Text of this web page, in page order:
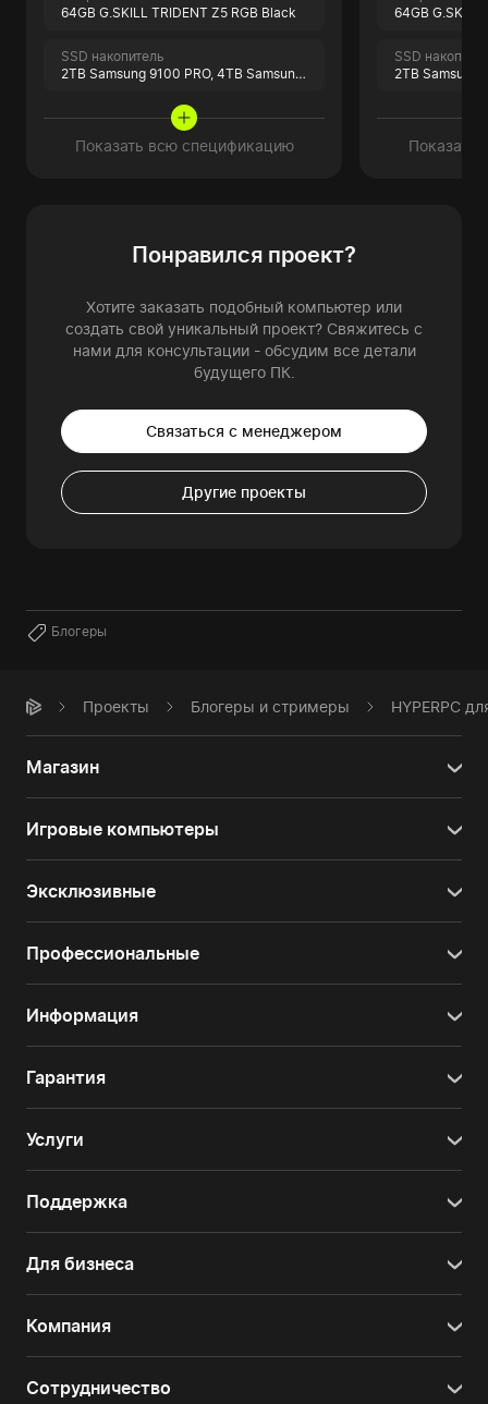
64GB G.SKILL TRIDENT Z5 RGB Black
SSD накопитель
2TB Samsung 9100 PRO, 4TB Samsung 990 PRO
Показать всю спецификацию
64GB G.SKILL
SSD
2TB Samsung
Показать
Понравился проект?
Хотите заказать подобный компьютер или
создать свой уникальный проект? Свяжитесь с
нами для консультации - обсудим все детали
будущего ПК.
Связаться с менеджером
Другие проекты
Блогеры
Проекты Блогеры и стримеры HYPERPC
Магазин
Игровые компьютеры
Эксклюзивные
Профессиональные
Информация
Гарантия
Услуги
Поддержка
Для бизнеса
Компания
Сотрудничество